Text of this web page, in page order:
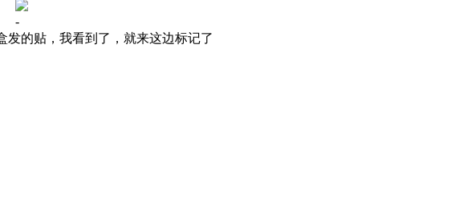
-
发的贴，我看到了，就来这边标记了